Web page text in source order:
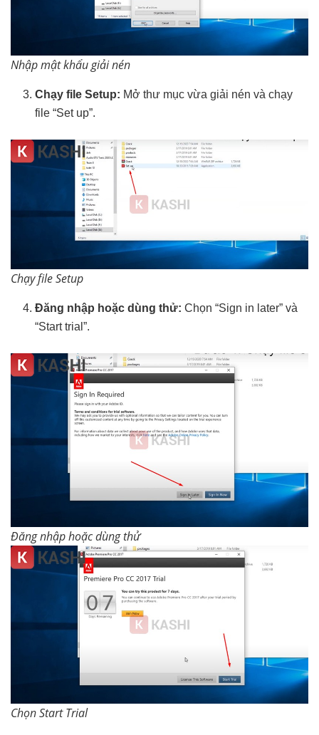
Nhập mật khẩu giải nén
Chạy file Setup: Mở thư mục vừa giải nén và chạy
file “Set up”.
Chạy file Setup
Đăng nhập hoặc dùng thử: Chọn “Sign in later” và
“Start trial”.
Đăng nhập hoặc dùng thử
Chọn Start Trial